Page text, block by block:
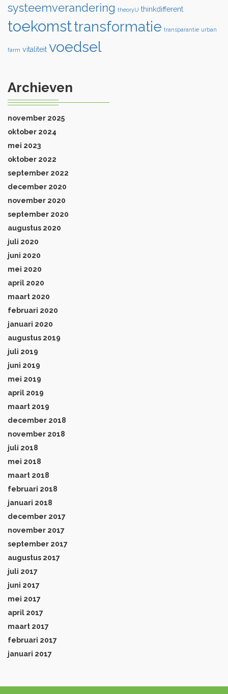
systeemverandering theoryU thinkdifferent
toekomsttransformatie transparantie urban
farm vitaliteit voedsel
Archieven
november 2025
oktober 2024
mei 2023
oktober 2022
september 2022
december 2020
november 2020
september 2020
augustus 2020
juli 2020
juni 2020
mei 2020
april 2020
maart 2020
februari 2020
januari 2020
augustus 2019
juli 2019
juni 2019
mei 2019
april 2019
maart 2019
december 2018
november 2018
juli 2018
mei 2018
maart 2018
februari 2018
januari 2018
december 2017
november 2017
september 2017
augustus 2017
juli 2017
juni 2017
mei 2017
april 2017
maart 2017
februari 2017
januari 2017